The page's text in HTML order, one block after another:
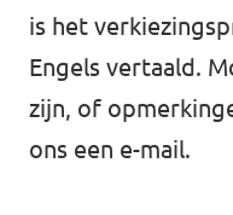
↗️ Over de grens
Vacatures
is het
Engels vertaald.
zijn, of
ons een e-mail.